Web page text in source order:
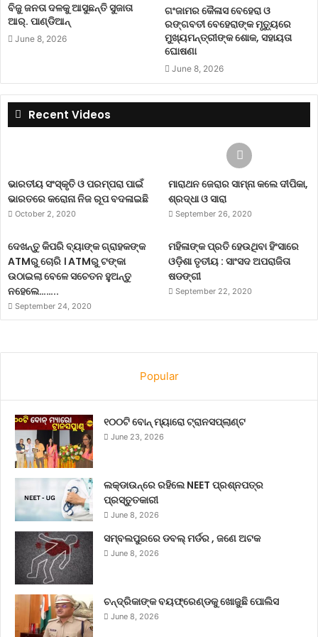
ବିଜୁ ଜନତା ଦଳକୁ ଆସୁଛନ୍ତି ସୁଜାତା
ଆର୍‌. ପାଣ୍ଡିଆନ୍
June 8, 2026
ଗଂଜାମର କୈଳାସ ବେହେରା ଓ
ରଙ୍ଗବତୀ ବେହେରାଙ୍କ ମୃତ୍ୟୁରେ
ମୁଖ୍ୟମନ୍ତ୍ରୀଙ୍କ ଶୋକ, ସହାୟତା
ଘୋଷଣା
June 8, 2026
Recent Videos
ଭାରତୀୟ ସଂସ୍କୃତି ଓ ପରମ୍ପରା ପାଇଁ
ଭାରତରେ କରୋନା ନିଜ ରୂପ ବଦଳାଇଛି
October 2, 2020
ମାରାଥନ ଜେରାର ସାମ୍ନା କଲେ ଦୀପିକା,
ଶ୍ରଦ୍ଧା ଓ ସାରା
September 26, 2020
ଦେଖନ୍ତୁ କିପରି ବ୍ୟାଙ୍କ ଗ୍ରାହକଙ୍କ
ATMରୁ ଚୋରି । ATMରୁ ଟଙ୍କା
ଉଠାଇଲା ବେଳେ ସଚେତନ ହୁଅନ୍ତୁ
ନହେଲେ……..
September 24, 2020
ମହିଳାଙ୍କ ପ୍ରତି ହେଉଥିବା ହିଂସାରେ
ଓଡ଼ିଶା ତୃତୀୟ : ସାଂସଦ ଅପରାଜିତା
ଷଡଙ୍ଗୀ
September 22, 2020
Popular
୧୦୦ଟି ବୋନ୍ ମ୍ୟାରୋ ଟ୍ରାନସପ୍ଲାଣ୍ଟ
June 23, 2026
ଲକ୍‌ଡାଉନ୍‌ରେ ରହିଲେ NEET ପ୍ରଶ୍ନପତ୍ର
ପ୍ରସ୍ତୁତକାରୀ
June 8, 2026
ସମ୍ବଲପୁରରେ ଡବଲ୍ ମର୍ଡର , ଜଣେ ଅଟକ
June 8, 2026
ଚନ୍ଦ୍ରିକାଙ୍କ ବୟଫ୍ରେଣ୍ଡକୁ ଖୋଜୁଛି ପୋଲିସ
June 8, 2026